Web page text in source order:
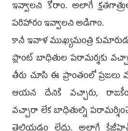
ఇవ్వాలని కోరాం. అలాగే
పరిహారం ఇవ్వాలని అడిగాం.
కానీ ఇవాళ ముఖ్యమంత్రి
ప్లాంట్ బాధితుల పరామర్శకు
తీరు చూసి ఈ ప్రాంతంలో ప్రజలు
ఆయన దేనికి వచ్చారు,
వచ్చారా లేక బాధితుల్ని